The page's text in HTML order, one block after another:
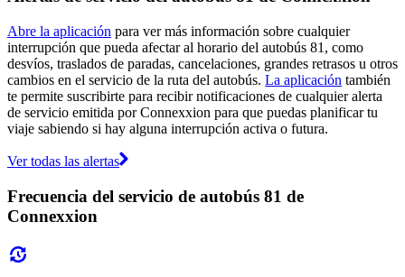
Abre la aplicación para ver más información sobre cualquier
interrupción que pueda afectar al horario del autobús 81, como
desvíos, traslados de paradas, cancelaciones, grandes retrasos u otros
cambios en el servicio de la ruta del autobús. La aplicación también
te permite suscribirte para recibir notificaciones de cualquier alerta
de servicio emitida por Connexxion para que puedas planificar tu
viaje sabiendo si hay alguna interrupción activa o futura.
Ver todas las alertas
Frecuencia del servicio de autobús 81 de
Connexxion